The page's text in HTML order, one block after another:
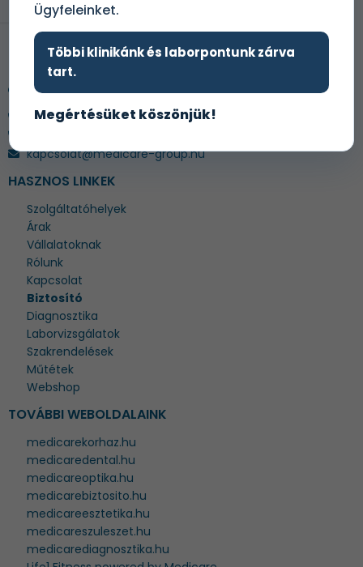
ELÉRHETŐSÉGEK
1134 Bp., Váci út 29-31.
+36 1 465 3100
kapcsolat@medicare-group.hu
HASZNOS LINKEK
Szolgáltatóhelyek
Árak
Vállalatoknak
Rólunk
Kapcsolat
Biztosító
Diagnosztika
Laborvizsgálatok
Szakrendelések
Műtétek
Webshop
TOVÁBBI WEBOLDALAINK
medicarekorhaz.hu
medicaredental.hu
medicareoptika.hu
medicarebiztosito.hu
medicareesztetika.hu
medicareszuleszet.hu
medicarediagnosztika.hu
Árak
Ügyfeleinket.
Többi klinikánk és laborpontunk zárva
tart.
Megértésüket köszönjük!